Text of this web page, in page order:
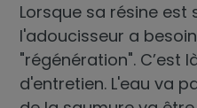
Lorsque sa résine
l'adoucisseur a
"régénération". C’est
d'entretien. L'eau va